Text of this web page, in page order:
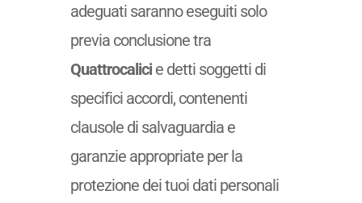
adeguati saranno eseguiti solo
previa conclusione tra
Quattrocalicie detti soggetti di
specifici accordi, contenenti
clausole di salvaguardia e
garanzie appropriate per la
protezione dei tuoi dati personali